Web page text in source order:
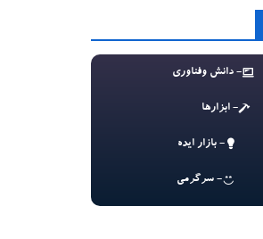
- دانش وفناوری
- ابزارها
- بازار ایده
- سرگرمی